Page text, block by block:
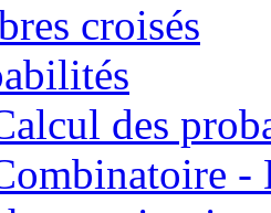
croisés
des
-